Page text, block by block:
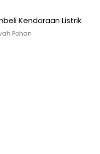
Kendaraan Listrik
Pohan